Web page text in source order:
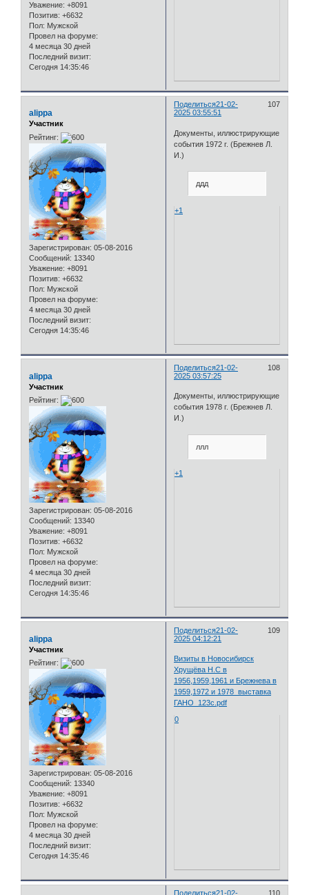
Уважение: +8091
Позитив: +6632
Пол: Мужской
Провел на форуме:
4 месяца 30 дней
Последний визит:
Сегодня 14:35:46
Поделиться 107
21-02-
2025 03:55:51
alippa
Участник
Рейтинг:
Зарегистрирован: 05-08-2016
Сообщений: 13340
Уважение: +8091
Позитив: +6632
Пол: Мужской
Провел на форуме:
4 месяца 30 дней
Последний визит:
Сегодня 14:35:46
Документы, иллюстрирующие
события 1972 г. (Брежнев Л.
И.)
ддд
+1
Поделиться 108
21-02-
2025 03:57:25
alippa
Участник
Рейтинг:
Зарегистрирован: 05-08-2016
Сообщений: 13340
Уважение: +8091
Позитив: +6632
Пол: Мужской
Провел на форуме:
4 месяца 30 дней
Последний визит:
Сегодня 14:35:46
Документы, иллюстрирующие
события 1978 г. (Брежнев Л.
И.)
ллл
+1
Поделиться 109
21-02-
2025 04:12:21
alippa
Участник
Рейтинг:
Зарегистрирован: 05-08-2016
Сообщений: 13340
Уважение: +8091
Позитив: +6632
Пол: Мужской
Провел на форуме:
4 месяца 30 дней
Последний визит:
Сегодня 14:35:46
Визиты в Новосибирск
Хрущёва Н.С в
1956,1959,1961 и Брежнева в
1959,1972 и 1978_выставка
ГАНО_123с.pdf
0
Поделиться 110
21-02-